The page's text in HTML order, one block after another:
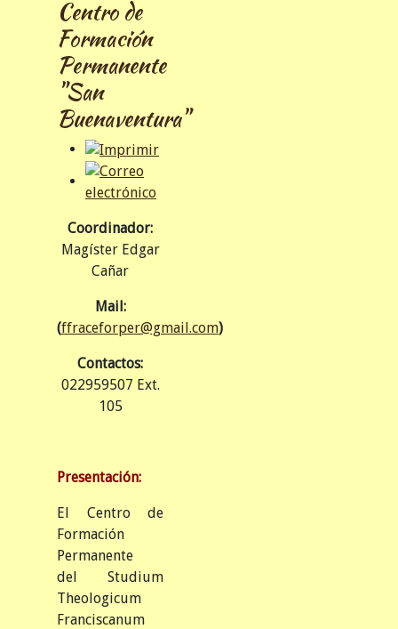
Centro de
Formación
Permanente
"San
Buenaventura"
Coordinador:
Magíster Edgar
Cañar
Mail:
(ffraceforper@gmail.com)
Contactos:
022959507 Ext.
105
Presentación:
El Centro de
Formación
Permanente
del Studium
Theologicum
Franciscanum